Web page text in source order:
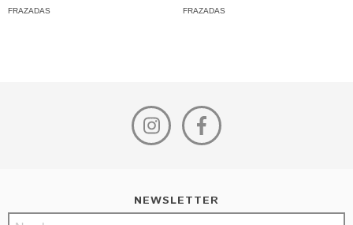
FRAZADAS FRAZADAS
NEWSLETTER